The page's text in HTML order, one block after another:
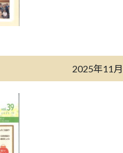
2025年11